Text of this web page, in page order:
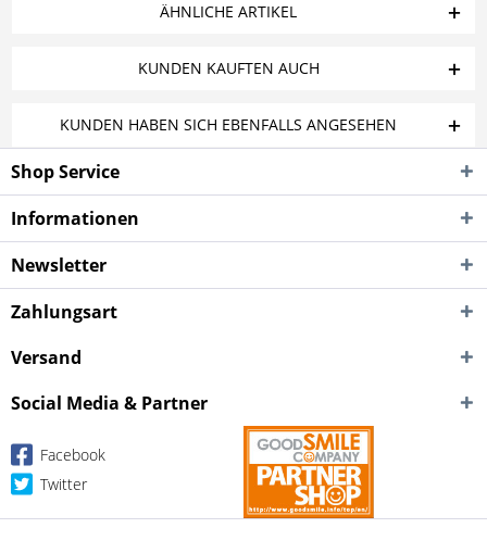
ÄHNLICHE ARTIKEL
KUNDEN KAUFTEN AUCH
KUNDEN HABEN SICH EBENFALLS ANGESEHEN
Shop Service
Informationen
Newsletter
Zahlungsart
Versand
Social Media & Partner
Facebook
Twitter